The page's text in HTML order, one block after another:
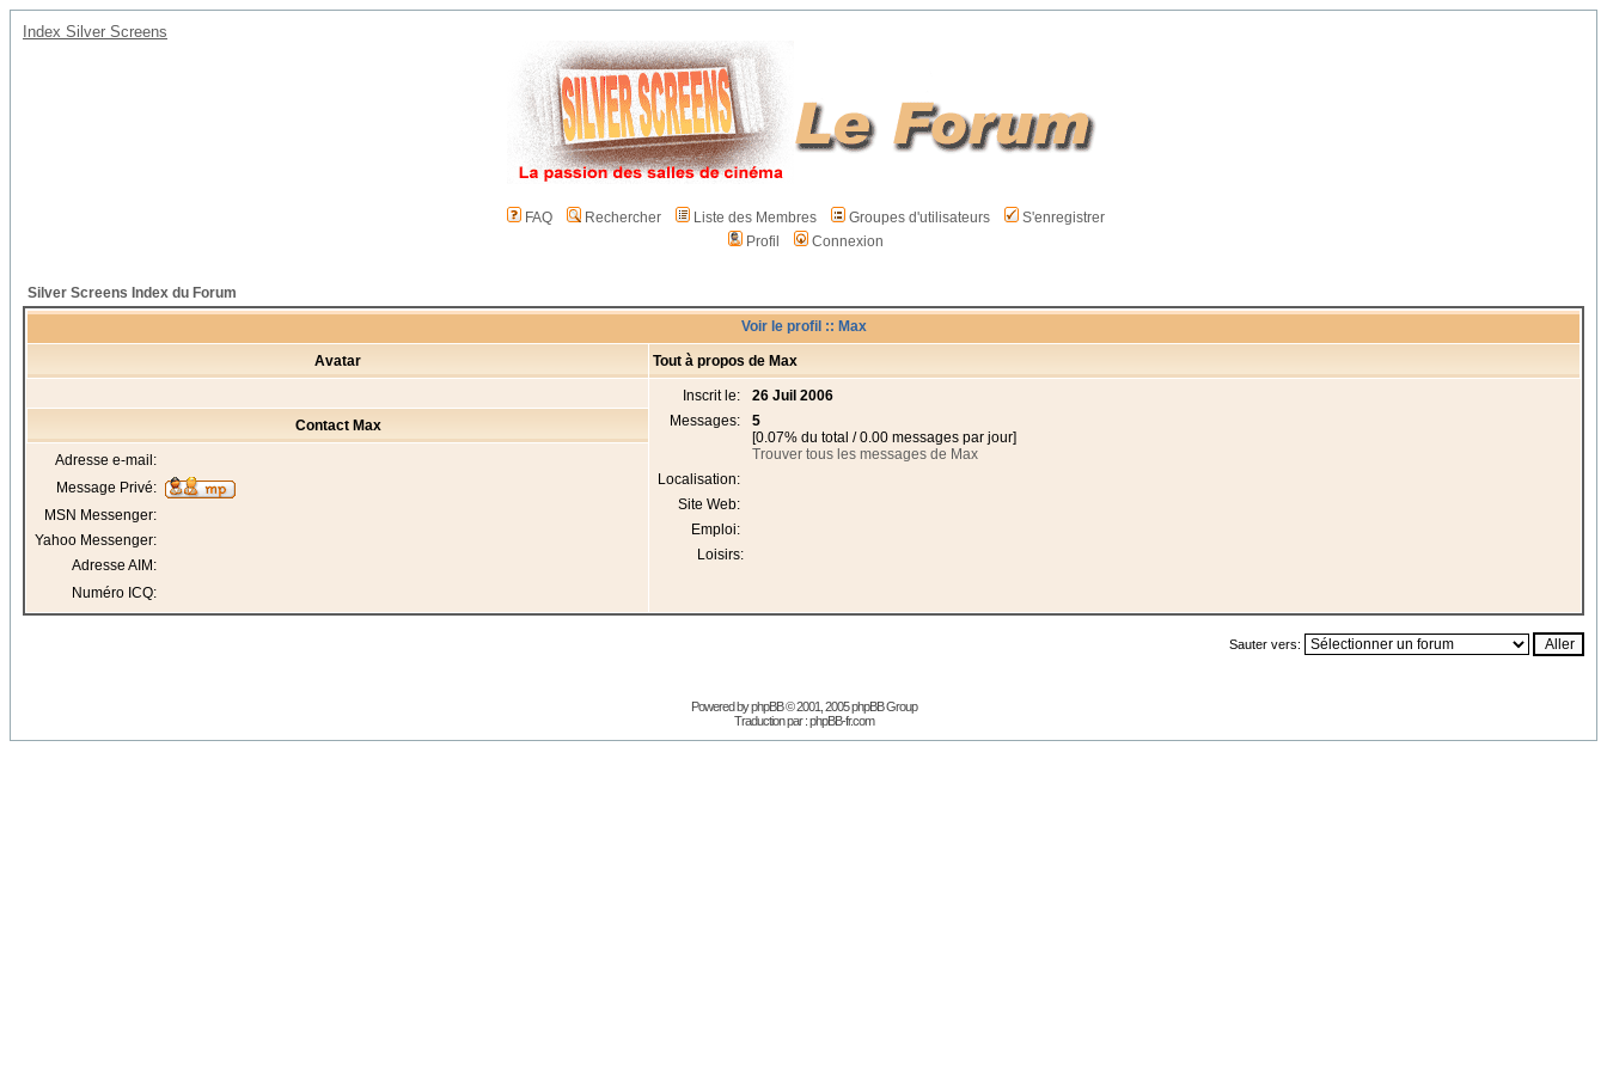
Index Silver Screens
FAQ Rechercher Liste des Membres Groupes d'utilisateurs
S'enregistrer
Profil
Connexion
Silver Screens Index du Forum
Voir le profil :: Max
Avatar Tout à propos de Max
Inscrit le:
26 Juil 2006
Messages:
5
[0.07% du total / 0.00 messages par jour]
Trouver tous les messages de Max
Localisation:
Site Web:
Emploi:
Loisirs:
Contact Max
Adresse e-mail:
Message Privé:
MSN Messenger:
Yahoo Messenger:
Adresse AIM:
Numéro ICQ:
Sauter vers:
Powered byphpBB© 2001, 2005 phpBB Group
Traduction par :phpBB-fr.com